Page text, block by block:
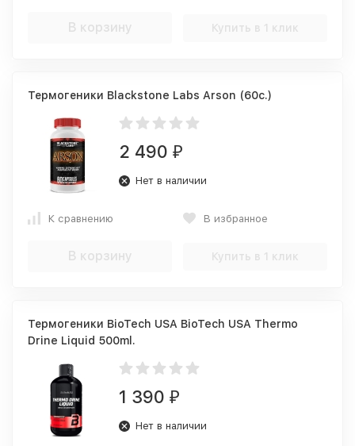
В корзину Купить в 1 клик
Термогеники Blackstone Labs Arson (60c.)
2 490 ₽
Нет в наличии
К сравнению В избранное
В корзину Купить в 1 клик
Термогеники BioTech USA BioTech USA Thermo
Drine Liquid 500ml.
1 390 ₽
Нет в наличии